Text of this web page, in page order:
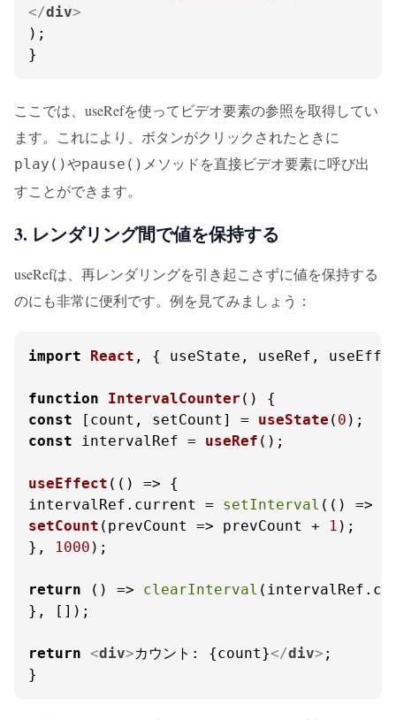
</div>
);
}
ここでは、useRefを使ってビデオ要素の参照を取得してい
ます。これにより、ボタンがクリックされたときに
play()やpause() メソッドを直接ビデオ要素に呼び出
すことができます。
3. レンダリング間で値を保持する
useRefは、再レンダリングを引き起こさずに値を保持する
のにも非常に便利です。例を見てみましょう：
import React , { useState, useRef,
function IntervalCounter (
const [count, setCount] = useState ( 0
const intervalRef = useRef ();
useEffect ( () => {
intervalRef. current = setInterval ( () =>
setCount ( prevCount => prevCount + 1 );
},
1000 );
return () => clearInterval (intervalRef.
}, []);
return <div>カウント: {count}</div> ;
}